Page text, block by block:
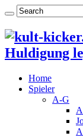
Huldigung
Home
Spieler
A-G